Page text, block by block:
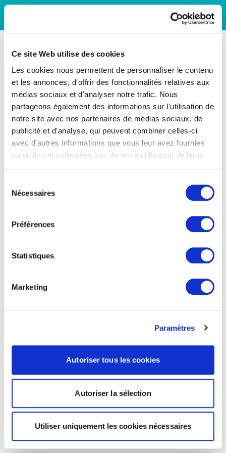
Ce site Web utilise des cookies
Les cookies nous permettent de personnaliser le contenu
et les annonces, d'offrir des fonctionnalités relatives aux
médias sociaux et d'analyser notre trafic. Nous
partageons également des informations sur l'utilisation de
notre site avec nos partenaires de médias sociaux, de
publicité et d'analyse, qui peuvent combiner celles-ci
avec d'autres informations que vous leur avez fournies
ou qu'ils ont collectées lors de votre utilisation de leurs
Nécessaires
Préférences
Statistiques
Marketing
Paramètres
Autoriser tous les cookies
Autoriser la sélection
Utiliser uniquement les cookies nécessaires